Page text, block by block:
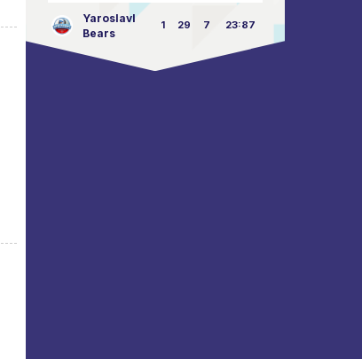
Yaroslavl
Bears
1 29 7 23:87